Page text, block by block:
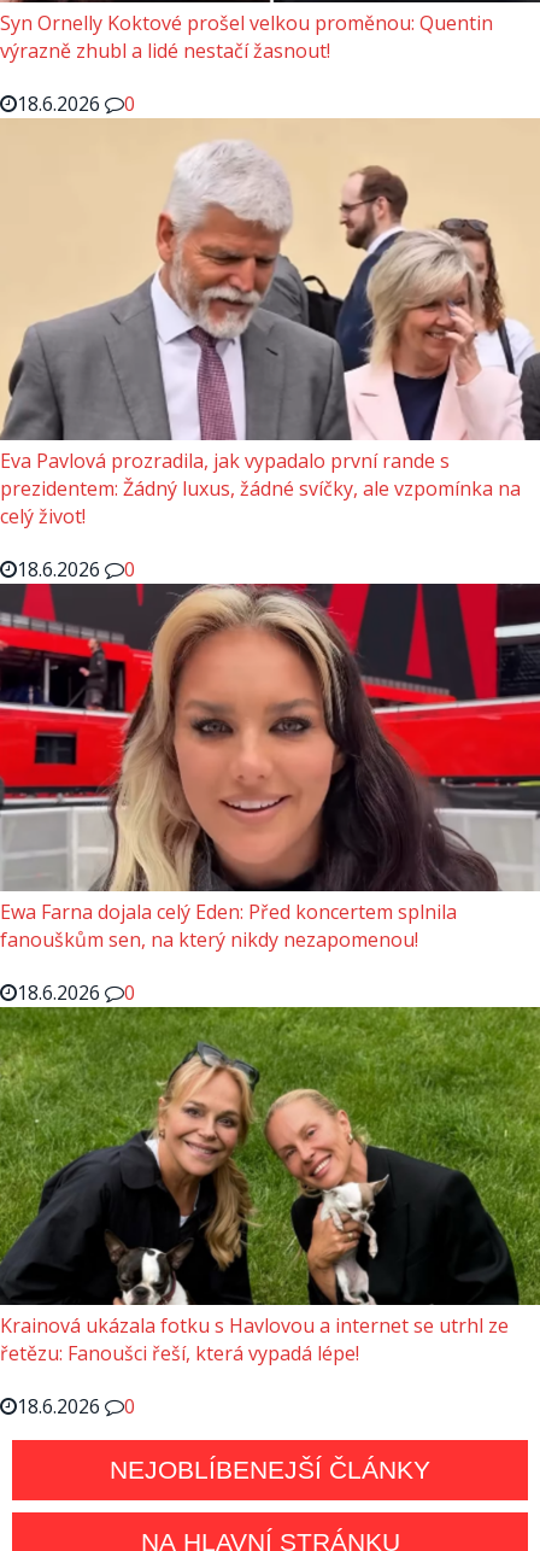
Syn Ornelly Koktové prošel velkou proměnou: Quentin
výrazně zhubl a lidé nestačí žasnout!
18.6.2026
0
Eva Pavlová prozradila, jak vypadalo první rande s
prezidentem: Žádný luxus, žádné svíčky, ale vzpomínka na
celý život!
18.6.2026
0
Ewa Farna dojala celý Eden: Před koncertem splnila
fanouškům sen, na který nikdy nezapomenou!
18.6.2026
0
Krainová ukázala fotku s Havlovou a internet se utrhl ze
řetězu: Fanoušci řeší, která vypadá lépe!
18.6.2026
0
NEJOBLÍBENEJŠÍ ČLÁNKY
NA HLAVNÍ STRÁNKU